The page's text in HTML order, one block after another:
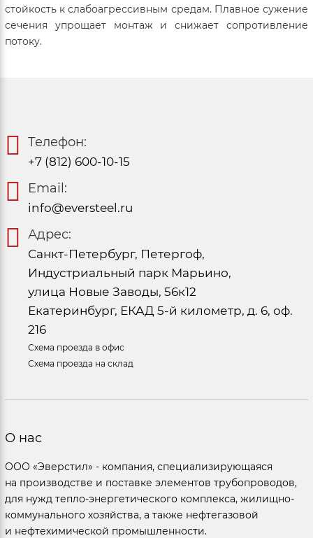
стойкость к слабоагрессивным средам. Плавное сужение
сечения упрощает монтаж и снижает сопротивление
потоку.
Телефон:
+7 (812) 600-10-15
Email:
info@eversteel.ru
Адрес:
Санкт-Петербург, Петергоф,
Индустриальный парк Марьино,
улица Новые Заводы, 56к12
Екатеринбург, ЕКАД 5-й километр, д. 6, оф.
216
Схема проезда в офис
Схема проезда на склад
О нас
ООО «Эверстил» - компания, специализирующаяся
на производстве и поставке элементов трубопроводов,
для нужд тепло-энергетического комплекса, жилищно-
коммунального хозяйства, а также нефтегазовой
и нефтехимической промышленности.